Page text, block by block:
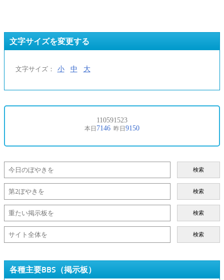
文字サイズを変更する
文字サイズ： 小 中 大
検索
検索
検索
検索
各種主要BBS（掲示板）